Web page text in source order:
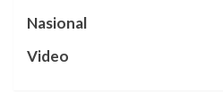
Nasional
Video